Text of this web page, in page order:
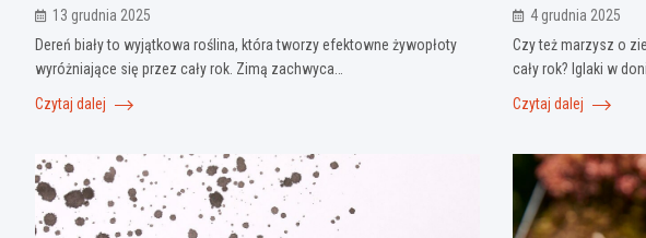
13 grudnia 2025
Dereń biały to wyjątkowa roślina, która tworzy efektowne żywopłoty
wyróżniające się przez cały rok. Zimą zachwyca…
Czytaj dalej
4 grudnia 2025
Czy też marzysz o
cały rok? Iglaki w
Czytaj dalej